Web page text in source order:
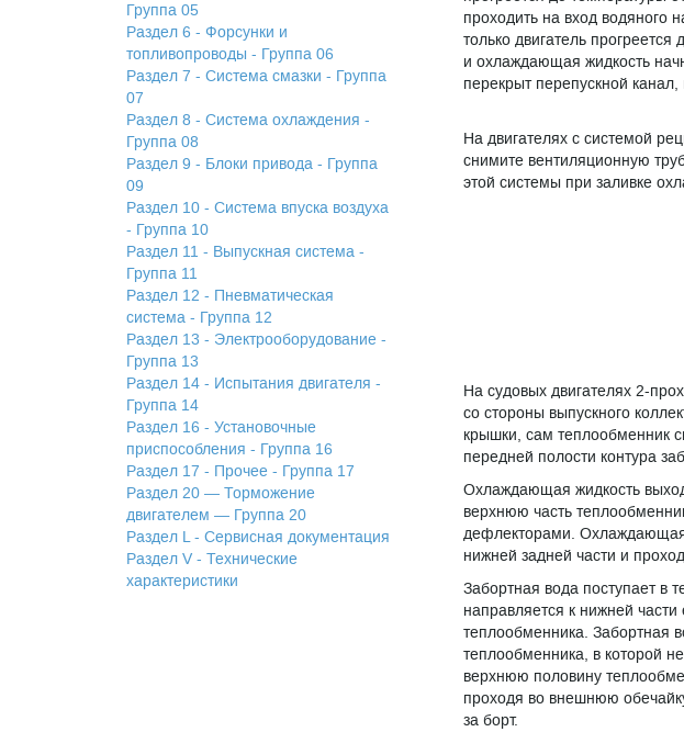
Группа 05
Раздел 6 - Форсунки и
топливопроводы - Группа 06
Раздел 7 - Система смазки - Группа
07
Раздел 8 - Система охлаждения -
Группа 08
Раздел 9 - Блоки привода - Группа
09
Раздел 10 - Система впуска воздуха
- Группа 10
Раздел 11 - Выпускная система -
Группа 11
Раздел 12 - Пневматическая
система - Группа 12
Раздел 13 - Электрооборудование -
Группа 13
Раздел 14 - Испытания двигателя -
Группа 14
Раздел 16 - Установочные
приспособления - Группа 16
Раздел 17 - Прочее - Группа 17
Раздел 20 — Торможение
двигателем — Группа 20
Раздел L - Сервисная документация
Раздел V - Технические
характеристики
проходить на вход водяного
только двигатель
и охлаждающая жидкость
перекрыт перепускной
На двигателях с системой
снимите вентиляционную
этой системы при заливке
На судовых двигателях 2-
со стороны выпускного
крышки, сам теплообменник
передней полости контура
Охлаждающая жидкость
верхнюю часть
дефлекторами. Охлаждающая
нижней задней части и
Забортная вода поступает в
направляется к нижней
теплообменника. Забортная
теплообменника, в которой
верхнюю половину
проходя во внешнюю
за борт.